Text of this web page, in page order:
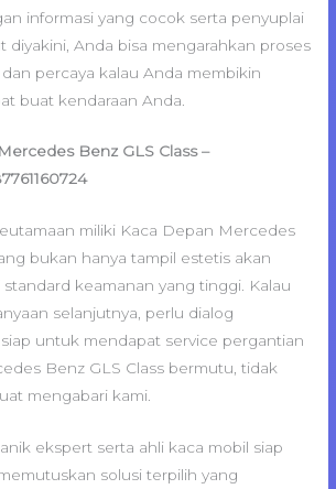
informasi yang cocok serta penyuplai
diyakini, Anda bisa mengarahkan proses
percaya kalau Anda membikin
buat kendaraan Anda.
Benz GLS Class –
miliki Kaca Depan Mercedes
bukan hanya tampil estetis akan
keamanan yang tinggi. Kalau
selanjutnya, perlu dialog
untuk mendapat service pergantian
Benz GLS Class bermutu, tidak
mengabari kami.
ekspert serta ahli kaca mobil siap
solusi terpilih yang